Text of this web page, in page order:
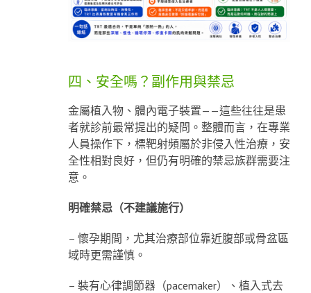
四、安全嗎？副作用與禁忌
金屬植入物、體內電子裝置——這些往往是患
者就診前最常提出的疑問。整體而言，在專業
人員操作下，標靶射頻屬於非侵入性治療，安
全性相對良好，但仍有明確的禁忌族群需要注
意。
明確禁忌（不建議施行）
– 懷孕期間，尤其治療部位靠近腹部或骨盆區
域時更需謹慎。
– 裝有心律調節器（pacemaker）、植入式去